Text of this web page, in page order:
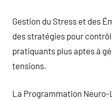
Gestion du Stress et des
des stratégies pour
pratiquants plus aptes à
tensions.
La Programmation Neuro-